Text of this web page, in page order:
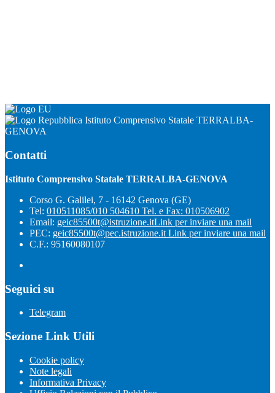
Istituto Comprensivo Statale TERRALBA-
GENOVA
Contatti
Istituto Comprensivo Statale TERRALBA-GENOVA
Corso G. Galilei, 7 - 16142 Genova (GE)
Tel: 010511085/010 504610 Tel. e Fax: 010506902
Email: geic85500t@istruzione.itLink per inviare una mail
PEC: geic85500t@pec.istruzione.it Link per inviare una mail
C.F.: 95160080107
Seguici su
Telegram
Sezione Link Utili
Cookie policy
Note legali
Informativa Privacy